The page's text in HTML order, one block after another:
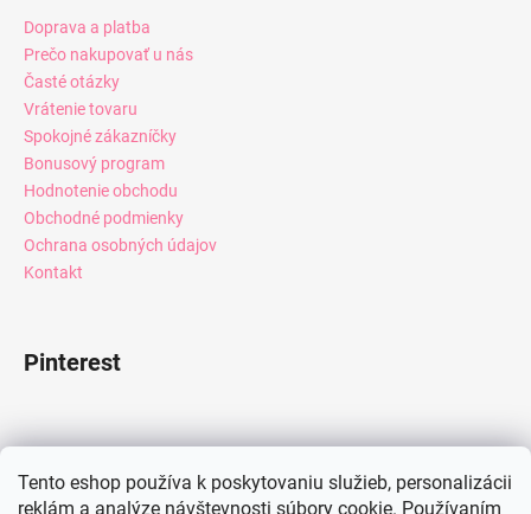
Tento eshop používa k poskytovaniu služieb, personalizácii
reklám a analýze návštevnosti súbory cookie. Používaním
Doprava a platba
Prečo nakupovať u nás
Časté otázky
Vrátenie tovaru
Spokojné zákazníčky
Bonusový program
Hodnotenie obchodu
Obchodné podmienky
Ochrana osobných údajov
Kontakt
Pinterest